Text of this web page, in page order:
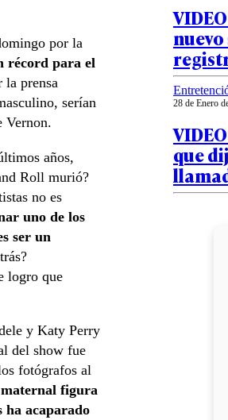
por la
récord para el
la prensa
serían
Vernon.
años,
Roll murió?
no es
uno de los
ser un
logro que
y Katy Perry
del show fue
fotógrafos al
figura
ha acaparado
28 de Enero
que